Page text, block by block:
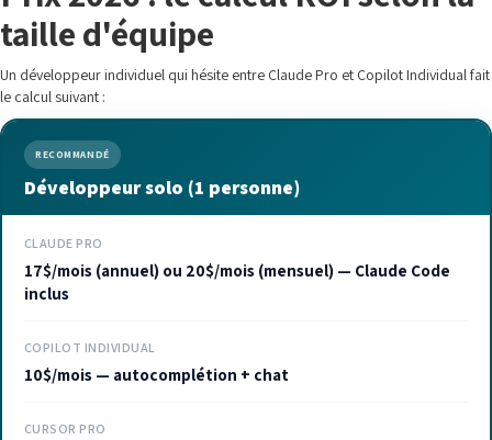
taille d'équipe
Un développeur individuel qui hésite entre Claude Pro et Copilot Individual fait
le calcul suivant :
RECOMMANDÉ
Développeur solo (1 personne)
CLAUDE PRO
17$/mois (annuel) ou 20$/mois (mensuel) — Claude Code
inclus
COPILOT INDIVIDUAL
10$/mois — autocomplétion + chat
CURSOR PRO